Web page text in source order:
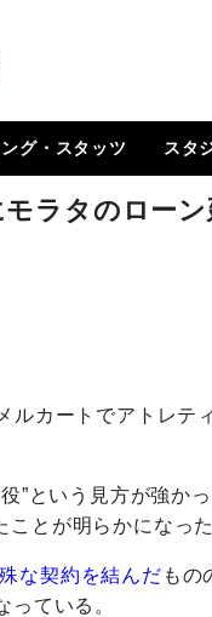
グ・スタッツ
表
程一覧
ンキング
スタ
はじ
How
ラタのロー
ルカートでアトレテ
”という見方が強か
とが明らかになった
な契約を結んだ もの
っている。